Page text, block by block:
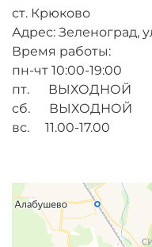
ст. Крюково
Адрес: Зеленоград,
Время работы:
пн-чт 10:00-19:00
пт. ВЫХОДНОЙ
сб. ВЫХОДНОЙ
вс. 11.00-17.00